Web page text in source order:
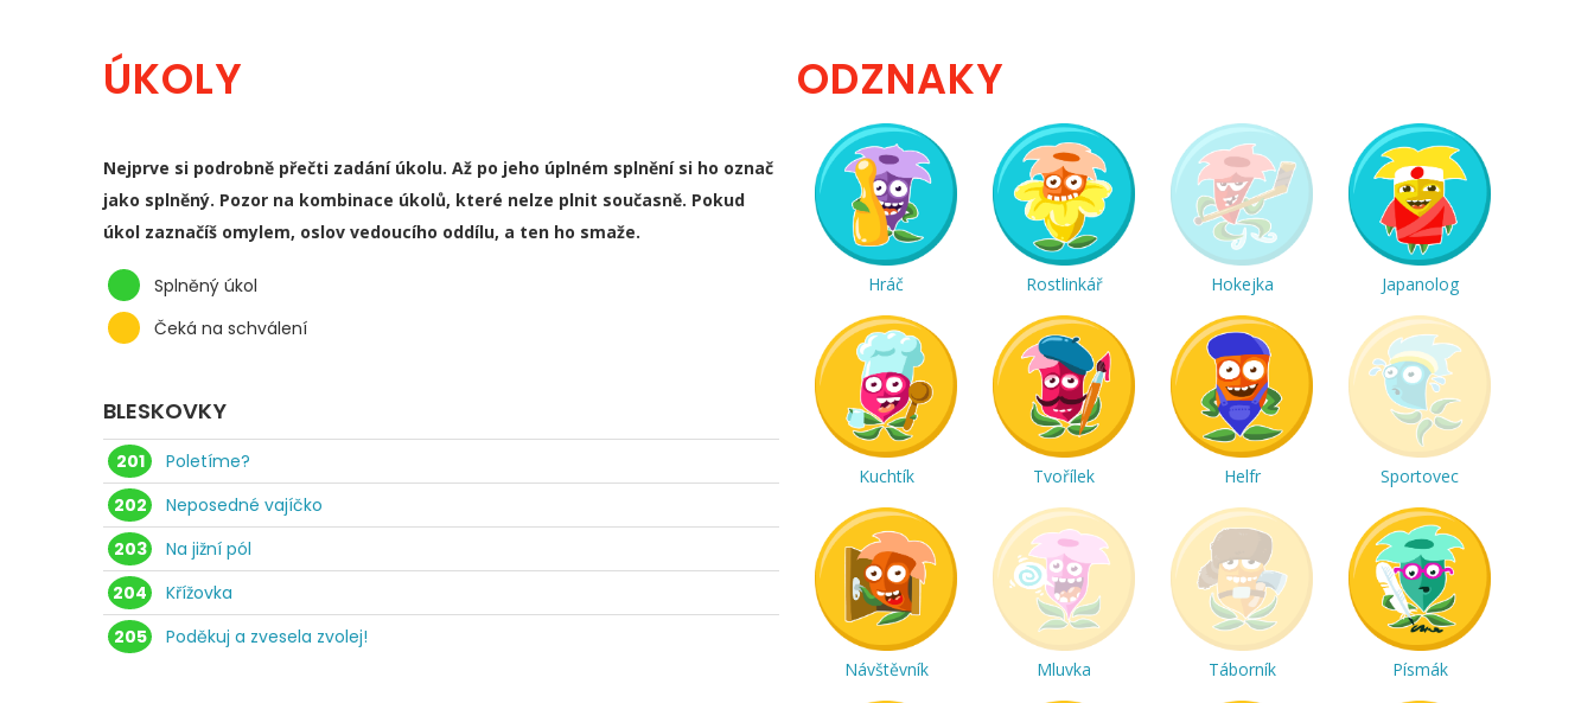
ÚKOLY
Nejprve si podrobně přečti zadání úkolu. Až po jeho úplném splnění si ho označ
jako splněný. Pozor na kombinace úkolů, které nelze plnit současně. Pokud
úkol zaznačíš omylem, oslov vedoucího oddílu, a ten ho smaže.
Splněný úkol
Čeká na schválení
BLESKOVKY
201
Poletíme?
202
Neposedné vajíčko
203
Na jižní pól
204
Křížovka
205
Poděkuj a zvesela zvolej!
ODZNAKY
Hráč Rostlinkář Hokejka Japanolog
Kuchtík Tvořílek Helfr Sportovec
Návštěvník Mluvka Táborník Písmák